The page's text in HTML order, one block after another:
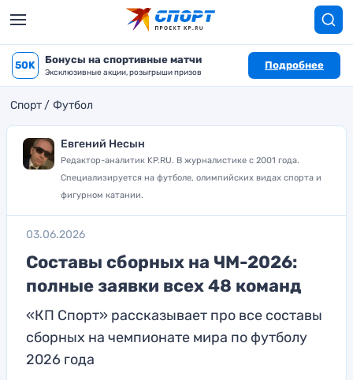
50K Бонусы на спортивные матчи
Эксклюзивные акции, розыгрыши призов
Подробнее
Спорт Футбол
Евгений Несын
Редактор-аналитик KP.RU. В журналистике с 2001 года.
Специализируется на футболе, олимпийских видах спорта и
фигурном катании.
03.06.2026
Составы сборных на ЧМ-2026:
полные заявки всех 48 команд
«КП Спорт» рассказывает про все составы
сборных на чемпионате мира по футболу
2026 года